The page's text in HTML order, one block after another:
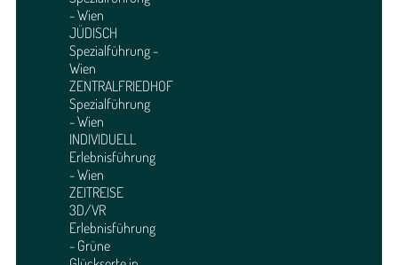
- Wien
JÜDISCH
Spezialführung -
Wien
ZENTRALFRIEDHOF
Spezialführung
- Wien
INDIVIDUELL
Erlebnisführung
- Wien
ZEITREISE
3D/VR
Erlebnisführung
- Grüne